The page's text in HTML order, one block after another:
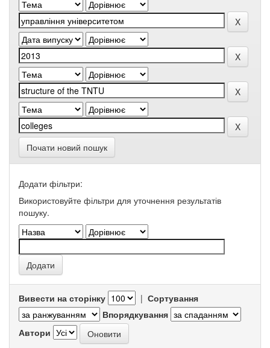
Почати новий пошук
Додати фільтри:
Використовуйте фільтри для уточнення результатів
пошуку.
Вивести на сторінку | Сортування
Впорядкування
Автори